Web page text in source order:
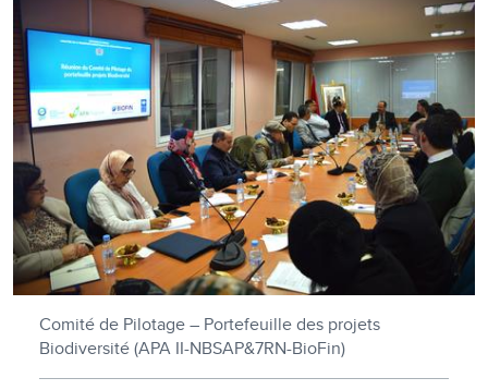
Comité de Pilotage – Portefeuille des projets
Biodiversité (APA II-NBSAP&7RN-BioFin)